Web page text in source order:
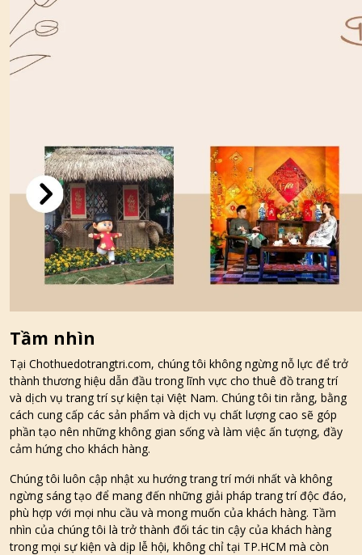
Tầm nhìn
Tại Chothuedotrangtri.com, chúng tôi không ngừng nỗ lực để trở
thành thương hiệu dẫn đầu trong lĩnh vực cho thuê đồ trang trí
và dịch vụ trang trí sự kiện tại Việt Nam. Chúng tôi tin rằng, bằng
cách cung cấp các sản phẩm và dịch vụ chất lượng cao sẽ góp
phần tạo nên những không gian sống và làm việc ấn tượng, đầy
cảm hứng cho khách hàng.
Chúng tôi luôn cập nhật xu hướng trang trí mới nhất và không
ngừng sáng tạo để mang đến những giải pháp trang trí độc đáo,
phù hợp với mọi nhu cầu và mong muốn của khách hàng. Tầm
nhìn của chúng tôi là trở thành đối tác tin cậy của khách hàng
trong mọi sự kiện và dịp lễ hội, không chỉ tại TP.HCM mà còn